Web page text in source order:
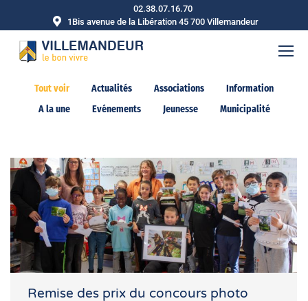
02.38.07.16.70
1Bis avenue de la Libération 45 700 Villemandeur
Tout voir Actualités Associations
Information
A la une
Evénements Jeunesse Municipalité
Remise des prix du concours photo